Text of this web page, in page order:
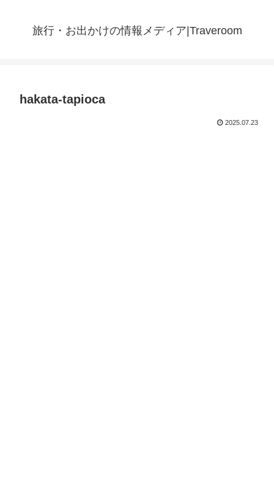
旅行・お出かけの情報メディア|Traveroom
hakata-tapioca
2025.07.23